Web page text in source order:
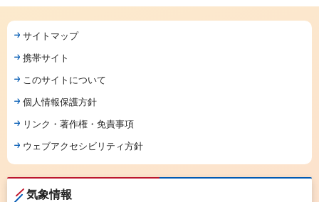
サイトマップ
携帯サイト
このサイトについて
個人情報保護方針
リンク・著作権・免責事項
ウェブアクセシビリティ方針
気象情報